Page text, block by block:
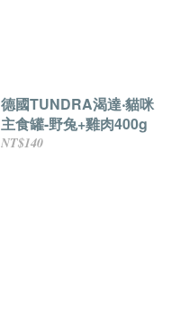
德國TUNDRA渴達‧貓咪
主食罐-野兔+雞肉400g
NT$140